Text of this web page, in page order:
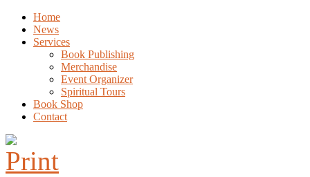
Home
News
Services
Book Publishing
Merchandise
Event Organizer
Spiritual Tours
Book Shop
Contact